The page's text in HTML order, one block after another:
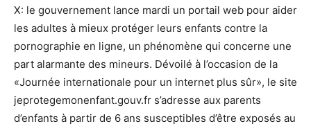
X: le gouvernement lance mardi un portail web pour aider
les adultes à mieux protéger leurs enfants contre la
pornographie en ligne, un phénomène qui concerne une
part alarmante des mineurs. Dévoilé à l’occasion de la
«Journée internationale pour un internet plus sûr», le site
jeprotegemonenfant.gouv.fr s’adresse aux parents
d’enfants à partir de 6 ans susceptibles d’être exposés au